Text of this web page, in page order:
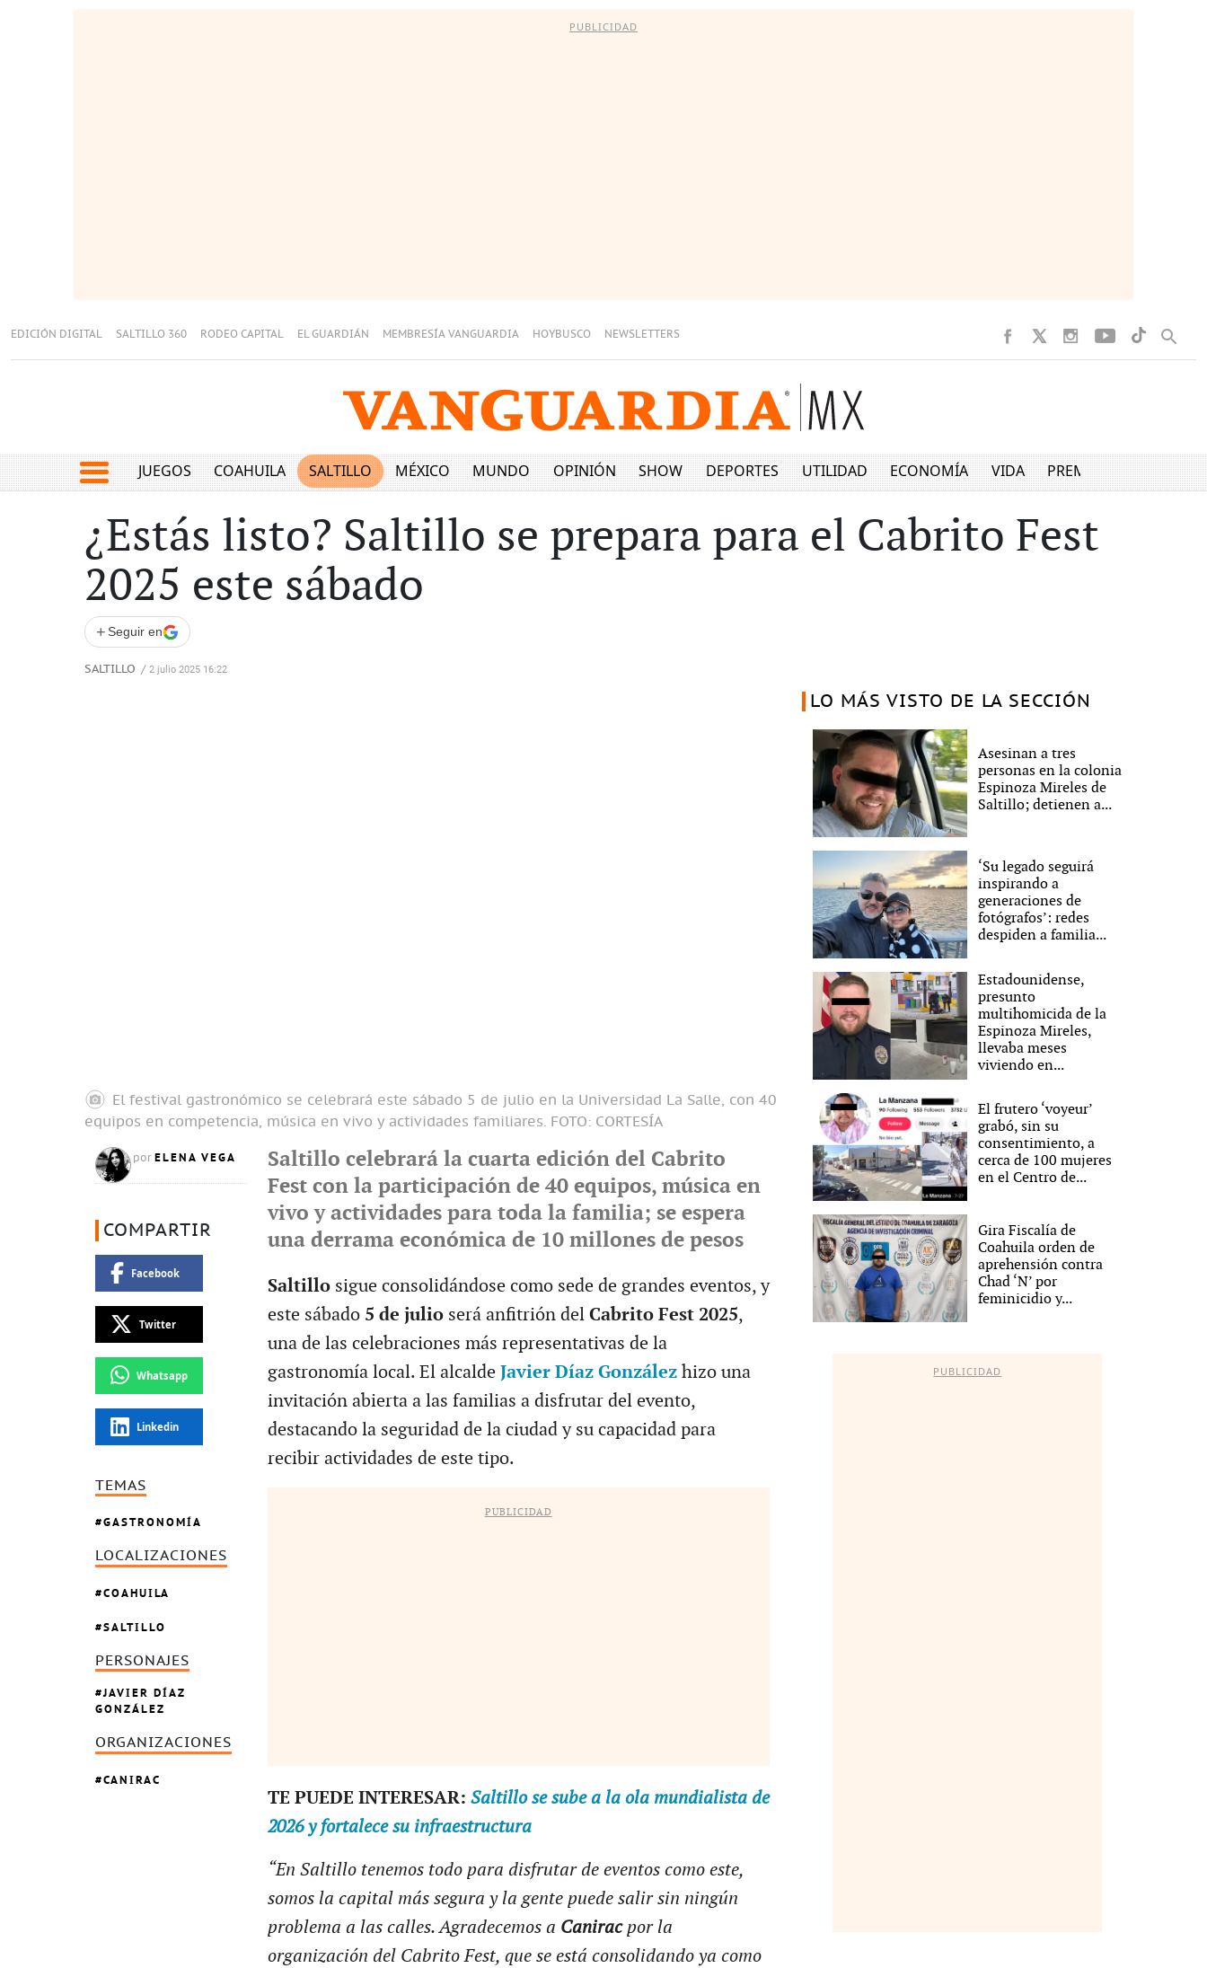
PUBLICIDAD
EDICIÓN DIGITAL SALTILLO 360 RODEO CAPITAL EL GUARDIÁN MEMBRESÍA VANGUARDIA HOYBUSCO NEWSLETTERS
JUEGOS COAHUILA SALTILLO MÉXICO MUNDO OPINIÓN SHOW DEPORTES UTILIDAD ECONOMÍA VIDA PREMIUM
¿Estás listo? Saltillo se prepara para el Cabrito Fest
2025 este sábado
+ Seguir en
SALTILLO / 2 julio 2025 16:22
El festival gastronómico se celebrará este sábado 5 de julio en la Universidad La Salle, con 40
equipos en competencia, música en vivo y actividades familiares. FOTO: CORTESÍA
por ELENA VEGA
COMPARTIR
Facebook
Twitter
Whatsapp
Linkedin
TEMAS
GASTRONOMÍA
LOCALIZACIONES
COAHUILA
SALTILLO
PERSONAJES
JAVIER DÍAZ
GONZÁLEZ
ORGANIZACIONES
CANIRAC
Saltillo celebrará la cuarta edición del Cabrito
Fest con la participación de 40 equipos, música en
vivo y actividades para toda la familia; se espera
una derrama económica de 10 millones de pesos
Saltillo sigue consolidándose como sede de grandes eventos, y
este sábado 5 de julio será anfitrión del Cabrito Fest 2025,
una de las celebraciones más representativas de la
gastronomía local. El alcalde Javier Díaz Gonzálezhizo una
invitación abierta a las familias a disfrutar del evento,
destacando la seguridad de la ciudad y su capacidad para
recibir actividades de este tipo.
PUBLICIDAD
TE PUEDE INTERESAR: Saltillo se sube a la ola mundialista de
2026 y fortalece su infraestructura
“En Saltillo tenemos todo para disfrutar de eventos como este,
somos la capital más segura y la gente puede salir sin ningún
problema a las calles. Agradecemos a Canirac por la
organización del Cabrito Fest, que se está consolidando ya como
LO MÁS VISTO DE LA SECCIÓN
Asesinan a tres
personas en la colonia
Espinoza Mireles de
Saltillo; detienen a...
‘Su legado seguirá
inspirando a
generaciones de
fotógrafos’: redes
despiden a familia...
Estadounidense,
presunto
multihomicida de la
Espinoza Mireles,
llevaba meses
viviendo en...
El frutero ‘voyeur’
grabó, sin su
consentimiento, a
cerca de 100 mujeres
en el Centro de...
Gira Fiscalía de
Coahuila orden de
aprehensión contra
Chad ‘N’ por
feminicidio y...
PUBLICIDAD